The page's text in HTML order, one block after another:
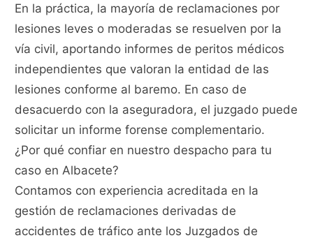
En la práctica, la mayoría de reclamaciones por
lesiones leves o moderadas se resuelven por la
vía civil, aportando informes de peritos médicos
independientes que valoran la entidad de las
lesiones conforme al baremo. En caso de
desacuerdo con la aseguradora, el juzgado puede
solicitar un informe forense complementario.
¿Por qué confiar en nuestro despacho para tu
caso en Albacete?
Contamos con experiencia acreditada en la
gestión de reclamaciones derivadas de
accidentes de tráfico ante los Juzgados de